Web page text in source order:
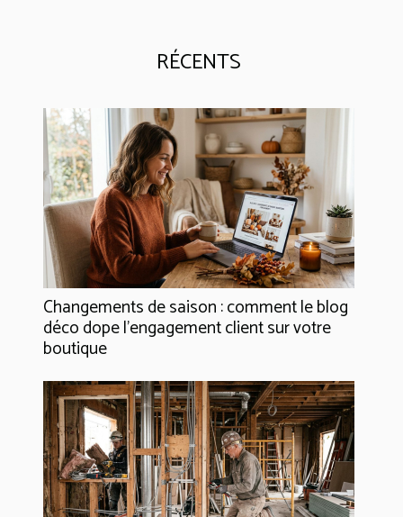
RÉCENTS
Changements de saison : comment le blog
déco dope l’engagement client sur votre
boutique